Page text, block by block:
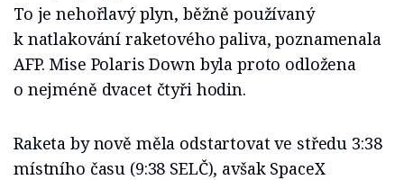
To je nehořlavý plyn, běžně používaný
k natlakování raketového paliva, poznamenala
AFP. Mise Polaris Down byla proto odložena
o nejméně dvacet čtyři hodin.
Raketa by nově měla odstartovat ve středu 3:38
místního času (9:38 SELČ), avšak SpaceX